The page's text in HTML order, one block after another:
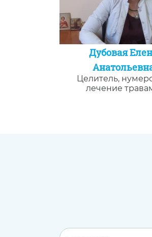
Дубовая
Целитель,
лечение